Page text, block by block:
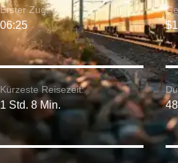
Kürzeste Reisezeit:
1 Std. 8 Min.
Erster Zug:
06:25
48